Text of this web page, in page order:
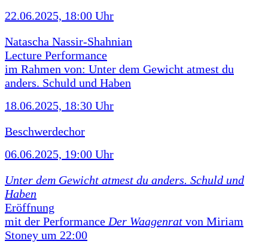
22.06.2025, 18:00 Uhr
Natascha Nassir-Shahnian
Lecture Performance
im Rahmen von: Unter dem Gewicht atmest du
anders. Schuld und Haben
18.06.2025, 18:30 Uhr
Beschwerdechor
06.06.2025, 19:00 Uhr
Unter dem Gewicht atmest du anders. Schuld und
Haben
Eröffnung
mit der Performance Der Waagenrat von Miriam
Stoney um 22:00